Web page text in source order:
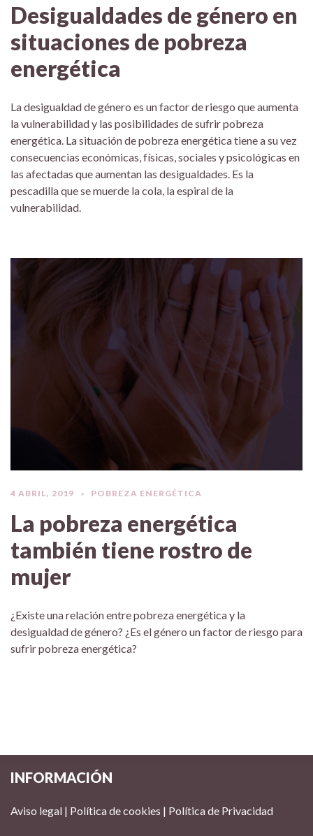
Desigualdades de género en
situaciones de pobreza
energética
La desigualdad de género es un factor de riesgo que aumenta
la vulnerabilidad y las posibilidades de sufrir pobreza
energética. La situación de pobreza energética tiene a su vez
consecuencias económicas, físicas, sociales y psicológicas en
las afectadas que aumentan las desigualdades. Es la
pescadilla que se muerde la cola, la espiral de la
vulnerabilidad.
4 ABRIL, 2019 POBREZA ENERGÉTICA
La pobreza energética
también tiene rostro de
mujer
¿Existe una relación entre pobreza energética y la
desigualdad de género? ¿Es el género un factor de riesgo para
sufrir pobreza energética?
INFORMACIÓN
Aviso legal | Política de cookies | Política de Privacidad